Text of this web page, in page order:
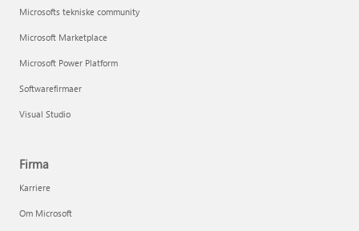
Microsofts tekniske community
Microsoft Marketplace
Microsoft Power Platform
Softwarefirmaer
Visual Studio
Firma
Karriere
Om Microsoft